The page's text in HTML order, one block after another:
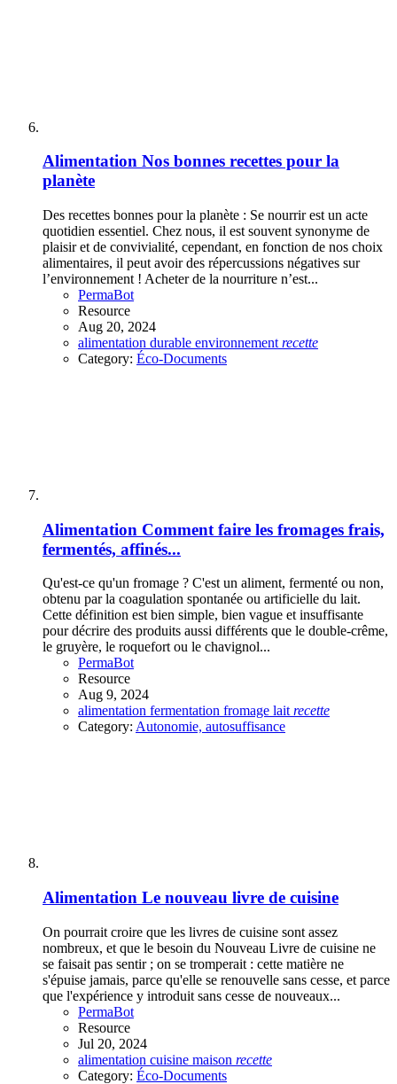
Alimentation Nos bonnes recettes pour la
planète
Des recettes bonnes pour la planète : Se nourrir est un acte
quotidien essentiel. Chez nous, il est souvent synonyme de
plaisir et de convivialité, cependant, en fonction de nos choix
alimentaires, il peut avoir des répercussions négatives sur
l’environnement ! Acheter de la nourriture n’est...
PermaBot
Resource
Aug 20, 2024
alimentation durable environnement recette
Category: Éco-Documents
Alimentation Comment faire les fromages frais,
fermentés, affinés...
Qu'est-ce qu'un fromage ? C'est un aliment, fermenté ou non,
obtenu par la coagulation spontanée ou artificielle du lait.
Cette définition est bien simple, bien vague et insuffisante
pour décrire des produits aussi différents que le double-crême,
le gruyère, le roquefort ou le chavignol...
PermaBot
Resource
Aug 9, 2024
alimentation fermentation fromage lait recette
Category: Autonomie, autosuffisance
Alimentation Le nouveau livre de cuisine
On pourrait croire que les livres de cuisine sont assez
nombreux, et que le besoin du Nouveau Livre de cuisine ne
se faisait pas sentir ; on se tromperait : cette matière ne
s'épuise jamais, parce qu'elle se renouvelle sans cesse, et parce
que l'expérience y introduit sans cesse de nouveaux...
PermaBot
Resource
Jul 20, 2024
alimentation cuisine maison recette
Category: Éco-Documents